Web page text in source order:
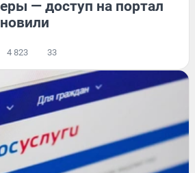
— доступ на портал
4 823 33